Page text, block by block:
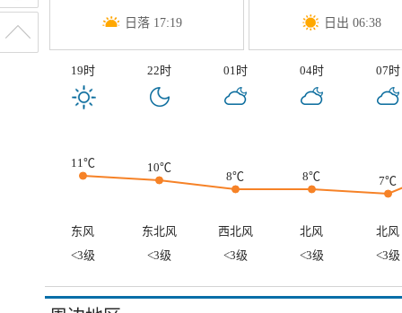
日落 17:19 日出 06:38
19时 22时 01时 04时 07时
11℃ 10℃
8℃ 8℃ 7℃
东风 东北风 西北风 北风
北风
<3级
<3级 <3级 <3级 <3级